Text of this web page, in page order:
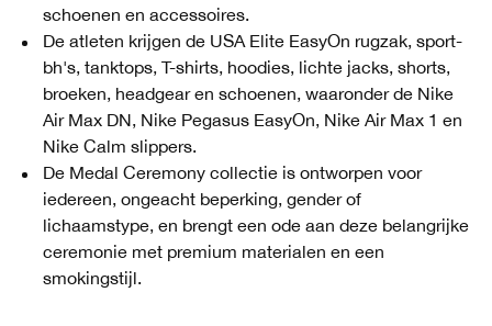
schoenen en accessoires.
De atleten krijgen de USA Elite EasyOn rugzak, sport-
bh's, tanktops, T-shirts, hoodies, lichte jacks, shorts,
broeken, headgear en schoenen, waaronder de Nike
Air Max DN, Nike Pegasus EasyOn, Nike Air Max 1 en
Nike Calm slippers.
De Medal Ceremony collectie is ontworpen voor
iedereen, ongeacht beperking, gender of
lichaamstype, en brengt een ode aan deze belangrijke
ceremonie met premium materialen en een
smokingstijl.